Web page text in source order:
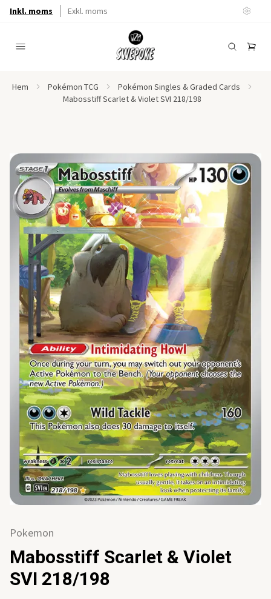
Inkl. moms Exkl. moms
Hem Pokémon TCG
Pokémon Singles & Graded Cards
Mabosstiff Scarlet & Violet SVI 218/198
Pokemon
Mabosstiff Scarlet & Violet
SVI 218/198